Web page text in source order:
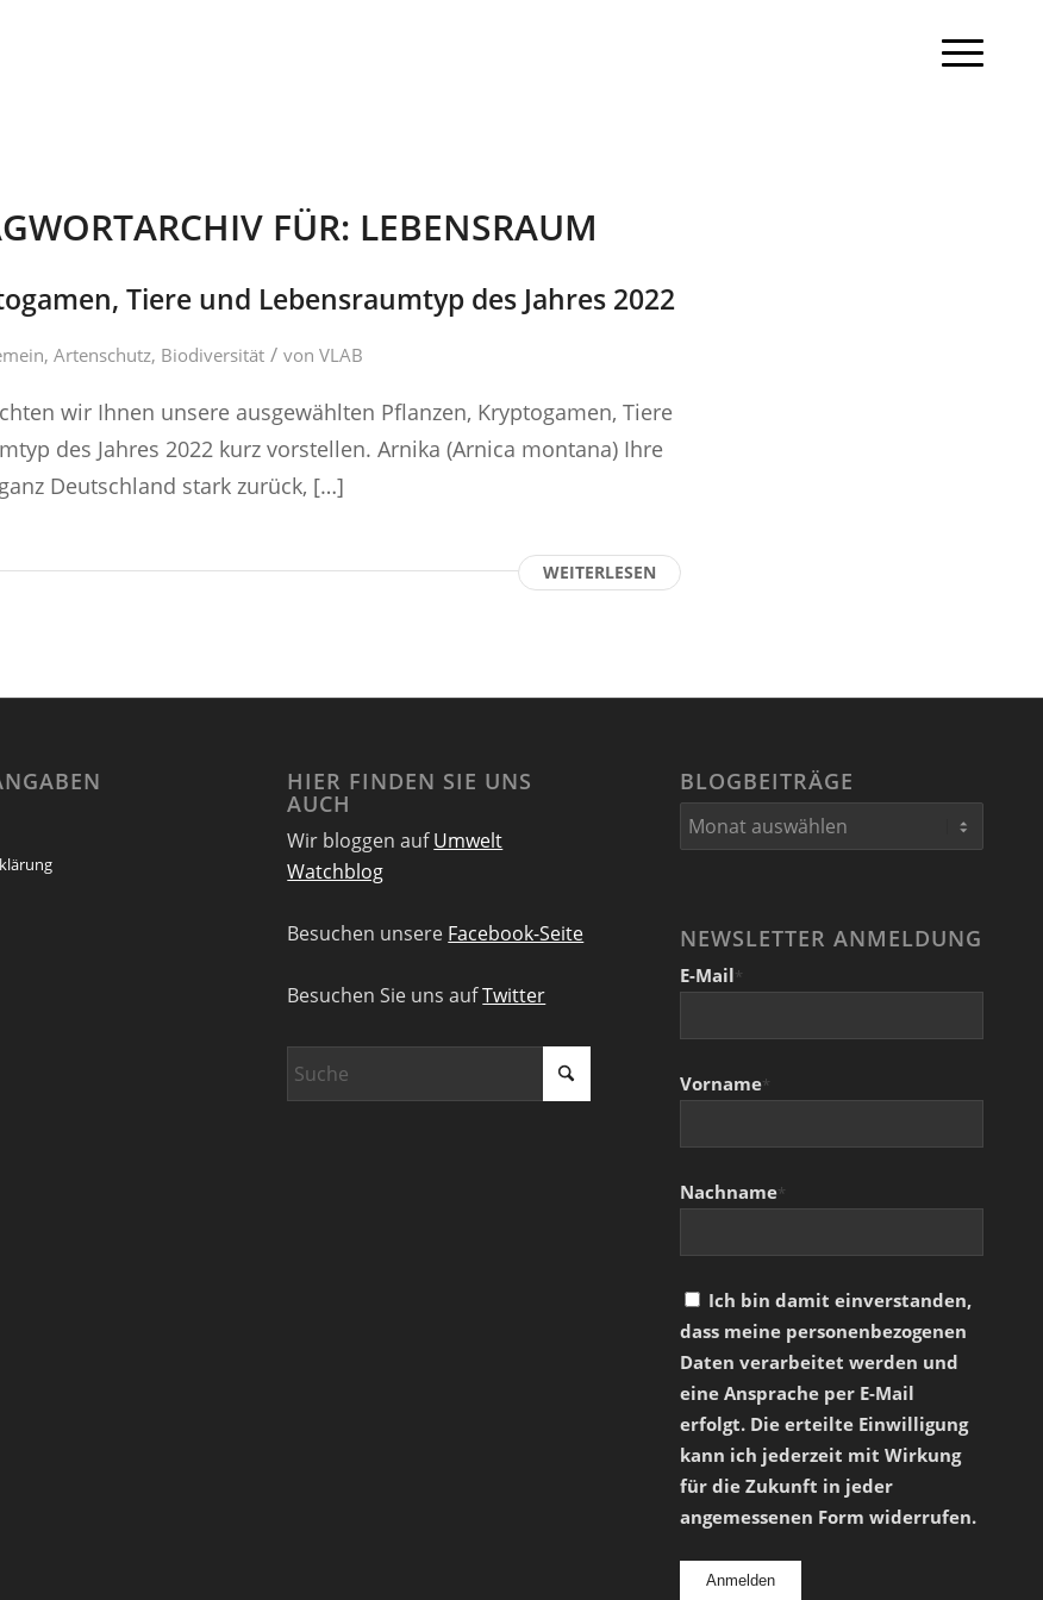
FÜR: LEBENSRAUM
Tiere und Lebensraumtyp des Jahres 2022
, Artenschutz, Biodiversität / von VLAB
wir Ihnen unsere ausgewählten Pflanzen, Kryptogamen, Tiere
des Jahres 2022 kurz vorstellen. Arnika (Arnica montana) Ihre
Deutschland stark zurück, […]
WEITERLESEN
HIER FINDEN SIE UNS
AUCH
Wir bloggen aufUmwelt
Watchblog
Besuchen unsere Facebook-Seite
Besuchen Sie uns aufTwitter
BLOGBEITRÄGE
NEWSLETTER ANMELDUNG
E-Mail*
Vorname*
Nachname*
Ich bin damit einverstanden,
dass meine personenbezogenen
Daten verarbeitet werden und
eine Ansprache per E-Mail
erfolgt. Die erteilte Einwilligung
kann ich jederzeit mit Wirkung
für die Zukunft in jeder
angemessenen Form widerrufen.